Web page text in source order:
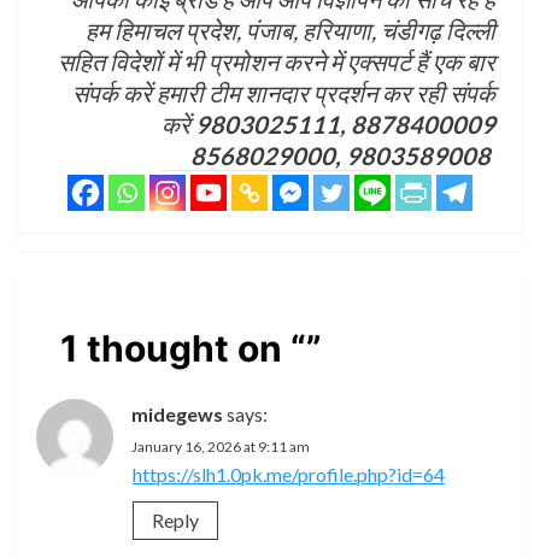
हम हिमाचल प्रदेश, पंजाब, हरियाणा, चंडीगढ़ दिल्ली
सहित विदेशों में भी प्रमोशन करने में एक्सपर्ट हैं एक बार
संपर्क करें हमारी टीम शानदार प्रदर्शन कर रही संपर्क
करें9803025111, 8878400009
8568029000, 9803589008
1 thought on “”
midegews says:
January 16, 2026 at 9:11 am
https://slh1.0pk.me/profile.php?id=64
Reply